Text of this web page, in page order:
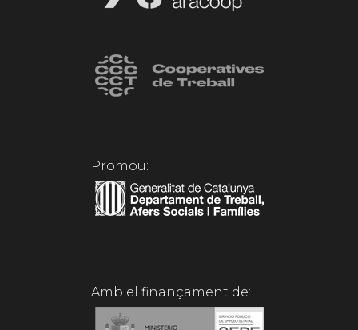
Promou:
Amb el finançament de: